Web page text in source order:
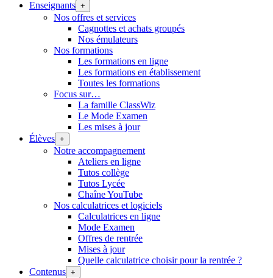
Enseignants +
Nos offres et services
Cagnottes et achats groupés
Nos émulateurs
Nos formations
Les formations en ligne
Les formations en établissement
Toutes les formations
Focus sur…
La famille ClassWiz
Le Mode Examen
Les mises à jour
Élèves +
Notre accompagnement
Ateliers en ligne
Tutos collège
Tutos Lycée
Chaîne YouTube
Nos calculatrices et logiciels
Calculatrices en ligne
Mode Examen
Offres de rentrée
Mises à jour
Quelle calculatrice choisir pour la rentrée ?
Contenus +